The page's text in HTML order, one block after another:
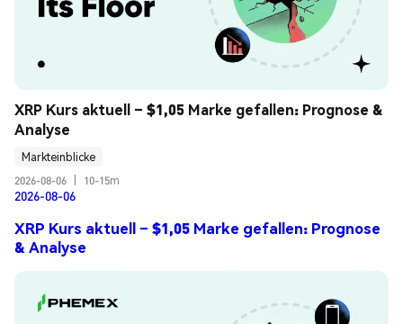
XRP Kurs aktuell – $1,05 Marke gefallen: Prognose &
Analyse
Markteinblicke
2026-08-06
10-15m
2026-08-06
XRP Kurs aktuell – $1,05 Marke gefallen: Prognose
& Analyse